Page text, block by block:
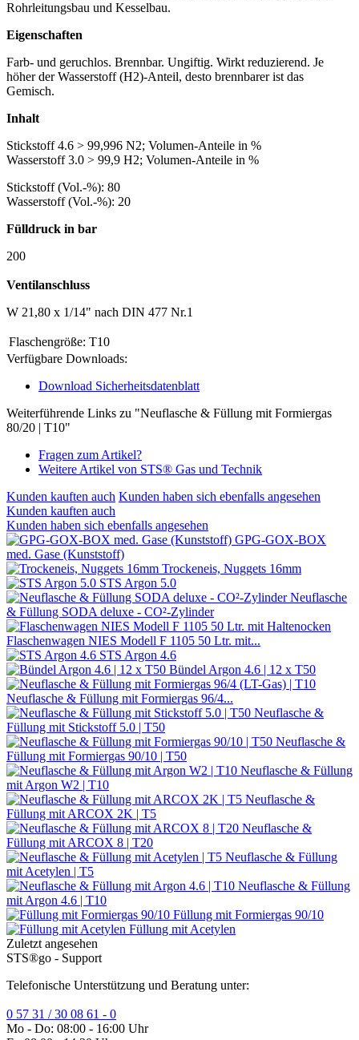
Rohrleitungsbau und Kesselbau.
Eigenschaften
Farb- und geruchlos. Brennbar. Ungiftig. Wirkt reduzierend. Je
höher der Wasserstoff (H2)-Anteil, desto brennbarer ist das
Gemisch.
Inhalt
Stickstoff 4.6 > 99,996 N2; Volumen-Anteile in %
Wasserstoff 3.0 > 99,9 H2; Volumen-Anteile in %
Stickstoff (Vol.-%): 80
Wasserstoff (Vol.-%): 20
Fülldruck in bar
200
Ventilanschluss
W 21,80 x 1/14" nach DIN 477 Nr.1
Flaschengröße: T10
Verfügbare Downloads:
Download Sicherheitsdatenblatt
Weiterführende Links zu "Neuflasche & Füllung mit Formiergas
80/20 | T10"
Fragen zum Artikel?
Weitere Artikel von STS® Gas und Technik
Kunden kauften auch Kunden haben sich ebenfalls angesehen
Kunden kauften auch
Kunden haben sich ebenfalls angesehen
GPG-GOX-BOX
med. Gase (Kunststoff)
Trockeneis, Nuggets 16mm
STS Argon 5.0
Neuflasche
& Füllung SODA deluxe - CO²-Zylinder
Flaschenwagen NIES Modell F 1105 50 Ltr. mit...
STS Argon 4.6
Bündel Argon 4.6 | 12 x T50
Neuflasche & Füllung mit Formiergas 96/4...
Neuflasche &
Füllung mit Stickstoff 5.0 | T50
Neuflasche &
Füllung mit Formiergas 90/10 | T50
Neuflasche & Füllung
mit Argon W2 | T10
Neuflasche &
Füllung mit ARCOX 2K | T5
Neuflasche &
Füllung mit ARCOX 8 | T20
Neuflasche & Füllung
mit Acetylen | T5
Neuflasche & Füllung
mit Argon 4.6 | T10
Füllung mit Formiergas 90/10
Füllung mit Acetylen
Zuletzt angesehen
STS®go - Support
Telefonische Unterstützung und Beratung unter:
0 57 31 / 30 08 61 - 0
Mo - Do: 08:00 - 16:00 Uhr